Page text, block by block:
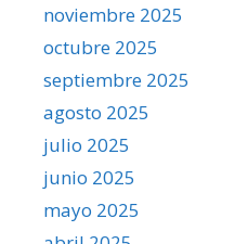
noviembre 2025
octubre 2025
septiembre 2025
agosto 2025
julio 2025
junio 2025
mayo 2025